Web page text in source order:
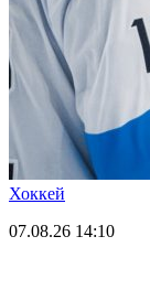
Хоккей
07.08.26 14:10